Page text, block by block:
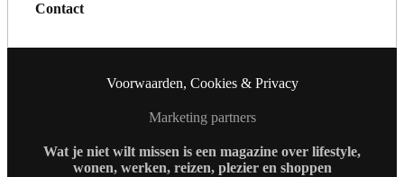
Contact
Voorwaarden, Cookies & Privacy
Marketing partners
Wat je niet wilt missen is een magazine over lifestyle,
wonen, werken, reizen, plezier en shoppen